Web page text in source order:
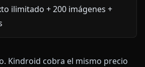
ilimitado + 200 imágenes +
Kindroid cobra el mismo precio